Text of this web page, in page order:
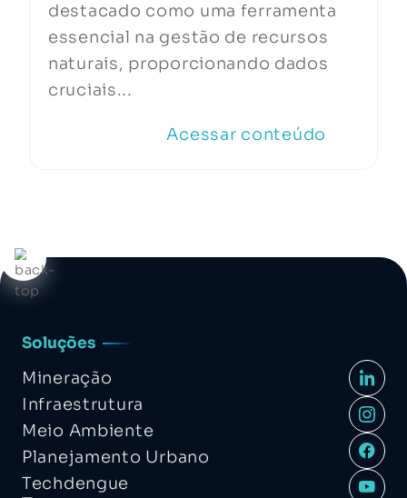
destacado como uma ferramenta
essencial na gestão de recursos
naturais, proporcionando dados
cruciais...
Acessar conteúdo
Soluções
Mineração
Infraestrutura
Meio Ambiente
Planejamento Urbano
Techdengue